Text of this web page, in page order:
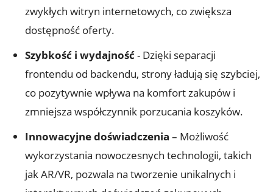
zwykłych​ witryn internetowych,‌ co zwiększa
‌dostępność oferty.
Szybkość i wydajność​- ‍Dzięki separacji⁣
frontendu od backendu, strony ‌ładują się szybciej,
co pozytywnie wpływa na komfort‍ zakupów i
zmniejsza ‌współczynnik porzucania koszyków.
Innowacyjne doświadczenia – Możliwość
⁤wykorzystania ⁢nowoczesnych⁢ technologii, takich
‌jak AR/VR, ⁤pozwala na ‌tworzenie unikalnych i